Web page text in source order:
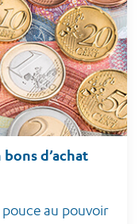
d’achat
au pouvoir